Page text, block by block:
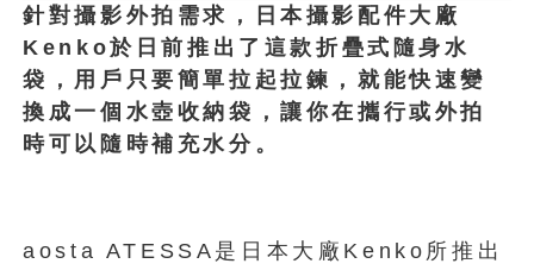
針對攝影外拍需求，日本攝影配件大廠
Kenko於日前推出了這款折疊式隨身水
袋，用戶只要簡單拉起拉鍊，就能快速變
換成一個水壺收納袋，讓你在攜行或外拍
時可以隨時補充水分。
aosta ATESSA是日本大廠Kenko所推出